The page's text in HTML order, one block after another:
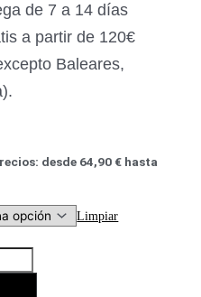
de 7 a 14 días
a partir de 120€
Baleares,
desde 64,90 € hasta
Limpiar